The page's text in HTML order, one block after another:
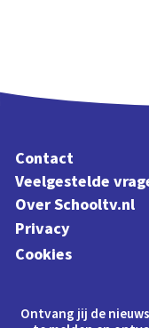
Contact
Veelgestelde
Over Schooltv.nl
Privacy
Cookies
Ontvang jij de